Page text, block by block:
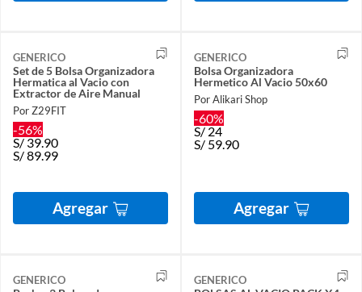
GENERICO
Set de 5 Bolsa Organizadora
Hermatica al Vacio con
Extractor de Aire Manual
Por Z29FIT
-56%
S/ 39.90
S/89.99
Agregar
GENERICO
Bolsa Organizadora
Hermetico Al Vacio 50x60
Por Alikari Shop
-60%
S/ 24
S/ 59.90
Agregar
GENERICO GENERICO